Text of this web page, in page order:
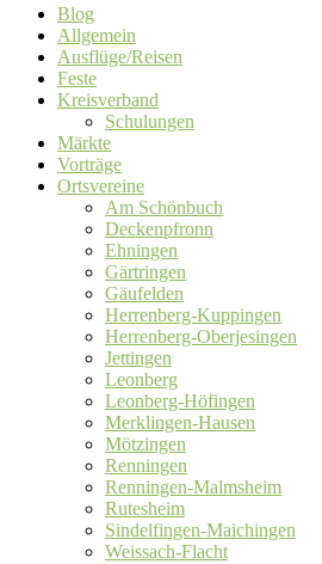
Blog
Allgemein
Ausflüge/Reisen
Feste
Kreisverband
Schulungen
Märkte
Vorträge
Ortsvereine
Am Schönbuch
Deckenpfronn
Ehningen
Gärtringen
Gäufelden
Herrenberg-Kuppingen
Herrenberg-Oberjesingen
Jettingen
Leonberg
Leonberg-Höfingen
Merklingen-Hausen
Mötzingen
Renningen
Renningen-Malmsheim
Rutesheim
Sindelfingen-Maichingen
Weissach-Flacht